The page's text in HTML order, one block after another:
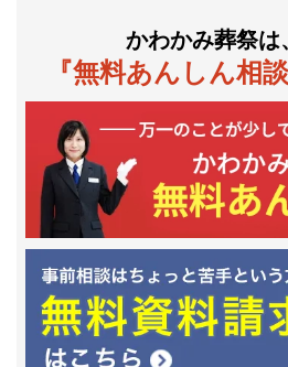
かわかみ葬祭は
『無料あんしん相談